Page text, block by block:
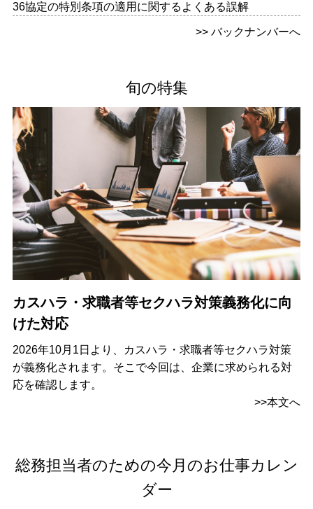
36協定の特別条項の適用に関するよくある誤解
>> バックナンバーへ
旬の特集
カスハラ・求職者等セクハラ対策義務化に向
けた対応
2026年10月1日より、カスハラ・求職者等セクハラ対策
が義務化されます。そこで今回は、企業に求められる対
応を確認します。
>>本文へ
総務担当者のための今月のお仕事カレン
ダー